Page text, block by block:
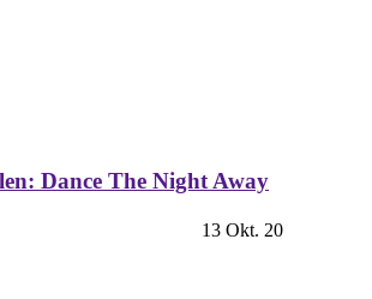
Dance The Night Away
13 Okt. 20